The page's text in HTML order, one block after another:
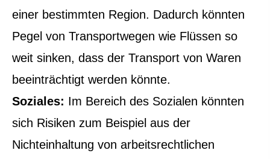
einer bestimmten Region. Dadurch könnten
Pegel von Transportwegen wie Flüssen so
weit sinken, dass der Transport von Waren
beeinträchtigt werden könnte.
Soziales: Im Bereich des Sozialen könnten
sich Risiken zum Beispiel aus der
Nichteinhaltung von arbeitsrechtlichen